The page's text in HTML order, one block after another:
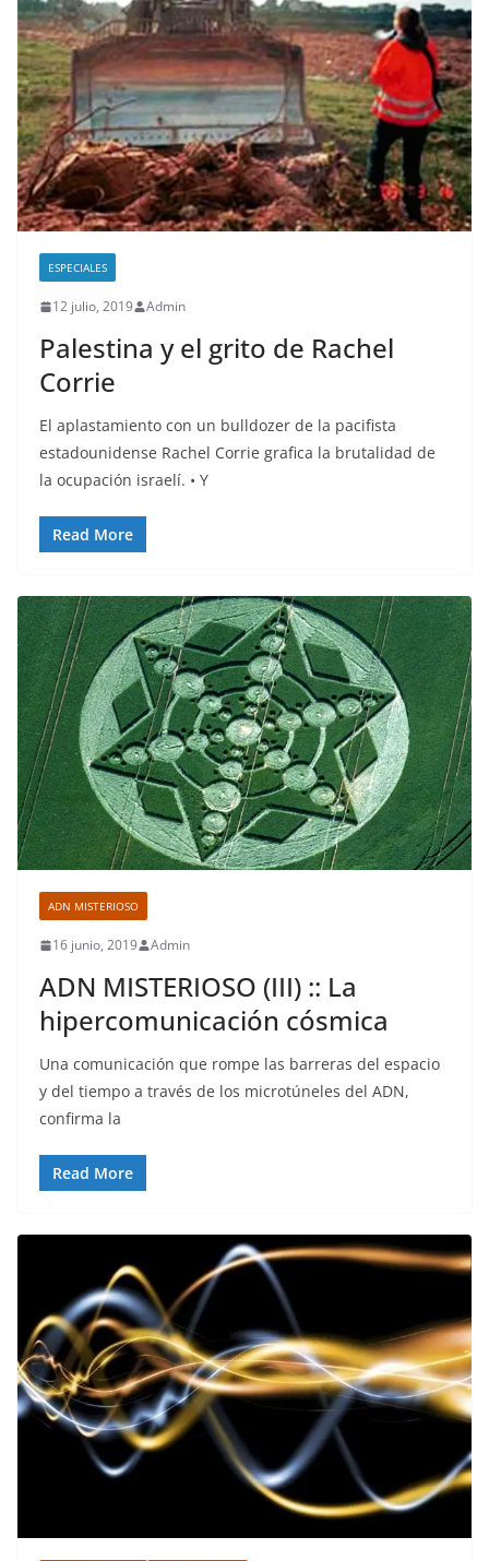
ESPECIALES
12 julio, 2019 Admin
Palestina y el grito de Rachel
Corrie
El aplastamiento con un bulldozer de la pacifista
estadounidense Rachel Corrie grafica la brutalidad de
la ocupación israelí. • Y
Read More
ADN MISTERIOSO
16 junio, 2019 Admin
ADN MISTERIOSO (III) :: La
hipercomunicación cósmica
Una comunicación que rompe las barreras del espacio
y del tiempo a través de los microtúneles del ADN,
confirma la
Read More